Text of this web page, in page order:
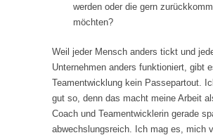
werden oder die gern
möchten?
Weil jeder Mensch anders tickt und
Unternehmen anders funktioniert, gibt
Teamentwicklung kein Passepartout.
gut so, denn das macht meine Arbeit
Coach und Teamentwicklerin gerade
abwechslungsreich. Ich mag es, mich